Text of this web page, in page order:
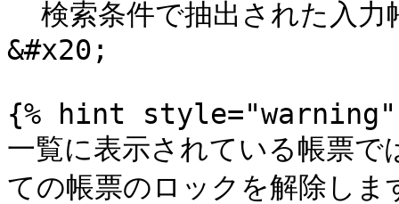
&#x20;
{% hint style="warning"
一覧に表示されている帳票
ての帳票のロックを解除しま